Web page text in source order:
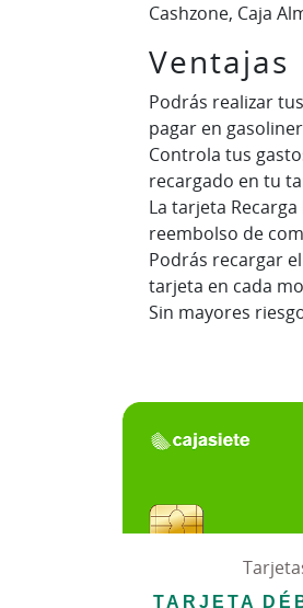
Cashzone, Caja
Ventajas
Podrás realizar
pagar en
Controla tus
recargado en tu
La tarjeta
reembolso de
Podrás recargar
tarjeta en cada
Sin mayores
TARJETA